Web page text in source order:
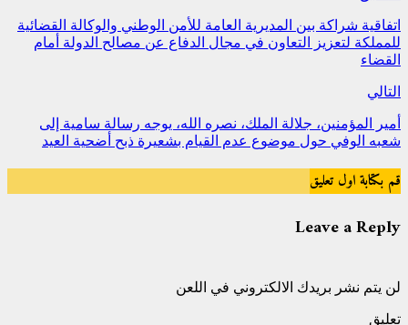
اتفاقية شراكة بين المديرية العامة للأمن الوطني والوكالة القضائية
للمملكة لتعزيز التعاون في مجال الدفاع عن مصالح الدولة أمام
القضاء
التالي
أمير المؤمنين، جلالة الملك، نصره الله، يوجه رسالة سامية إلى
شعبه الوفي حول موضوع عدم القيام بشعيرة ذبح أضحية العيد
قم بكتابة اول تعليق
Leave a Reply
لن يتم نشر بريدك الالكتروني في اللعن
تعليق